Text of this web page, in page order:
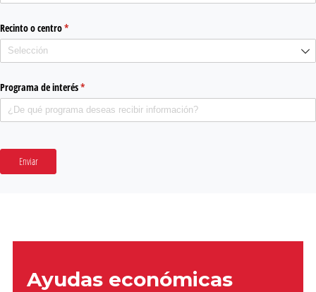
Recinto o centro*
(required)
Programa de interés*
(required)
Enviar
Ayudas económicas